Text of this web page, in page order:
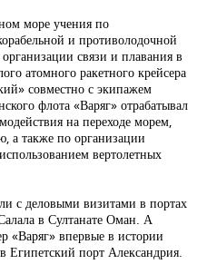
море учения по
и противолодочной
связи и плавания в
атомного ракетного крейсера
совместно с экипажем
флота «Варяг» отрабатывал
на переходе морем,
а также по организации
вертолетных
с деловыми визитами в портах
в Султанате Оман. А
«Варяг» впервые в истории
Египетский порт Александрия.